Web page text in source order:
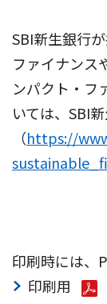
SBI新生銀行
ファイナンス
ンパクト・フ
いては、SBI
（https://
印刷時には、
印刷用